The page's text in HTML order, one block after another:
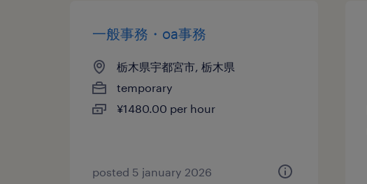
一般事務・oa事務
栃木県宇都宮市, 栃木県
temporary
¥1480.00 per hour
posted 5 january 2026